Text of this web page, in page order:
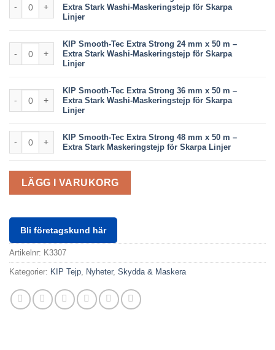
Extra Stark Washi-Maskeringstejp för Skarpa
Linjer
KIP Smooth-Tec Extra Strong 24 mm x 50 m – Extra Stark Washi-
KIP Smooth-Tec Extra Strong 24 mm x 50 m –
Extra Stark Washi-Maskeringstejp för Skarpa
Linjer
KIP Smooth-Tec Extra Strong 36 mm x 50 m – Extra Stark Washi-
KIP Smooth-Tec Extra Strong 36 mm x 50 m –
Extra Stark Washi-Maskeringstejp för Skarpa
Linjer
KIP Smooth-Tec Extra Strong 48 mm x 50 m – Extra Stark
KIP Smooth-Tec Extra Strong 48 mm x 50 m –
Extra Stark Maskeringstejp för Skarpa Linjer
LÄGG I VARUKORG
Bli företagskund här
Artikelnr: K3307
Kategorier: KIP Tejp Nyheter, Skydda & Maskera